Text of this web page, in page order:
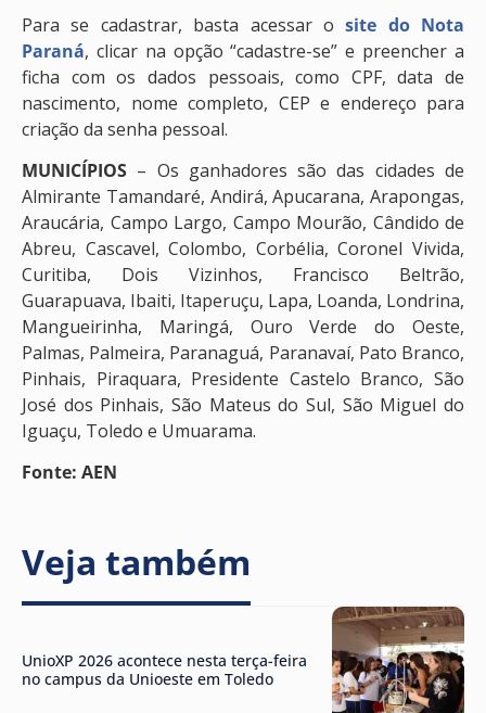
Para se cadastrar, basta acessar osite do Nota
Paraná, clicar na opção “cadastre-se” e preencher a
ficha com os dados pessoais, como CPF, data de
nascimento, nome completo, CEP e endereço para
criação da senha pessoal.
MUNICÍPIOS – Os ganhadores são das cidades de
Almirante Tamandaré, Andirá, Apucarana, Arapongas,
Araucária, Campo Largo, Campo Mourão, Cândido de
Abreu, Cascavel, Colombo, Corbélia, Coronel Vivida,
Curitiba, Dois Vizinhos, Francisco Beltrão,
Guarapuava, Ibaiti, Itaperuçu, Lapa, Loanda, Londrina,
Mangueirinha, Maringá, Ouro Verde do Oeste,
Palmas, Palmeira, Paranaguá, Paranavaí, Pato Branco,
Pinhais, Piraquara, Presidente Castelo Branco, São
José dos Pinhais, São Mateus do Sul, São Miguel do
Iguaçu, Toledo e Umuarama.
Fonte: AEN
Veja também
UnioXP 2026 acontece nesta terça-feira
no campus da Unioeste em Toledo